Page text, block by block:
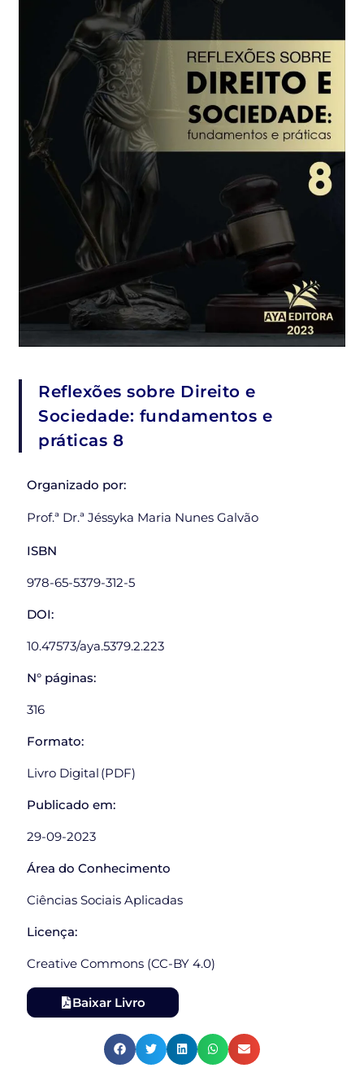
Reflexões sobre Direito e
Sociedade: fundamentos e
práticas 8
Organizado por:
Prof.ª Dr.ª Jéssyka Maria Nunes Galvão
ISBN
978-65-5379-312-5
DOI:
10.47573/aya.5379.2.223
N° páginas:
316
Formato:
Livro Digital (PDF)
Publicado em:
29-09-2023
Área do Conhecimento
Ciências Sociais Aplicadas
Licença:
Creative Commons (CC-BY 4.0)
Baixar Livro